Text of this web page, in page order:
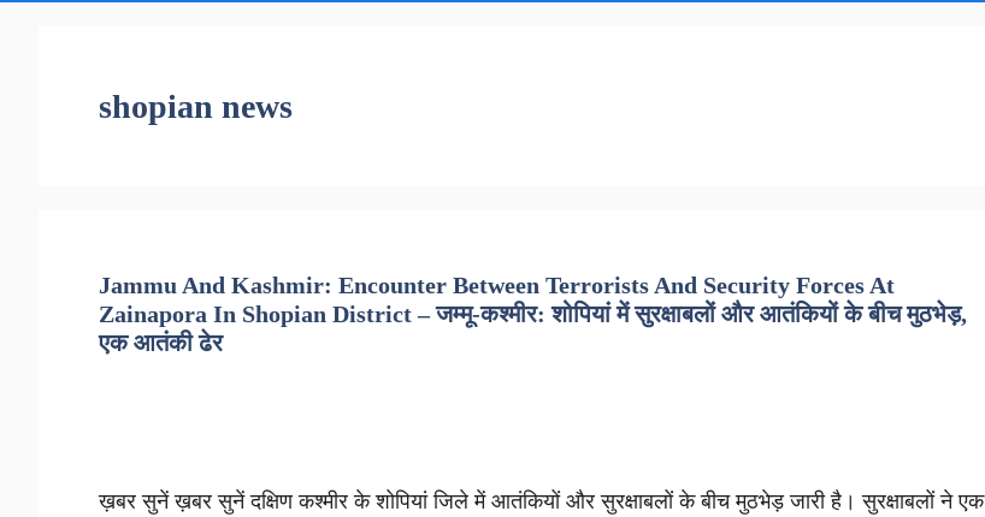
shopian news
Jammu And Kashmir: Encounter Between Terrorists And Security Forces At
Zainapora In Shopian District – जम्मू-कश्मीर: शोपियां में सुरक्षाबलों और आतंकियों के बीच मुठभेड़,
एक आतंकी ढेर
ख़बर सुनें ख़बर सुनें दक्षिण कश्मीर के शोपियां जिले में आतंकियों और सुरक्षाबलों के बीच मुठभेड़ जारी है। सुरक्षाबलों ने एक